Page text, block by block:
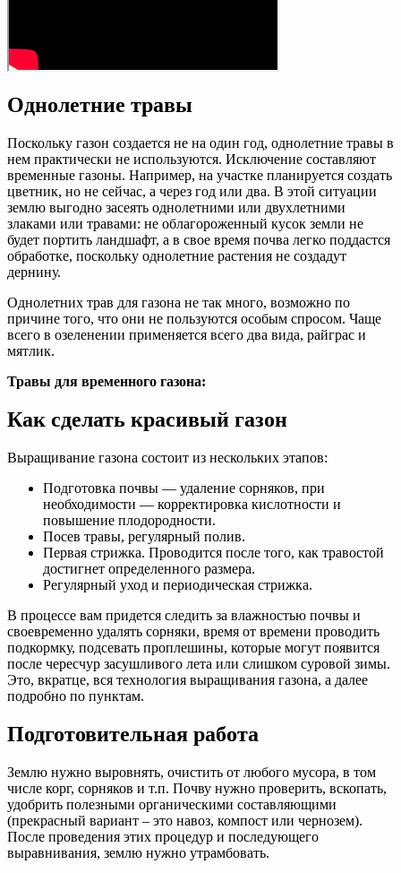
Однолетние травы
Поскольку газон создается не на один год, однолетние травы в
нем практически не используются. Исключение составляют
временные газоны. Например, на участке планируется создать
цветник, но не сейчас, а через год или два. В этой ситуации
землю выгодно засеять однолетними или двухлетними
злаками или травами: не облагороженный кусок земли не
будет портить ландшафт, а в свое время почва легко поддастся
обработке, поскольку однолетние растения не создадут
дернину.
Однолетних трав для газона не так много, возможно по
причине того, что они не пользуются особым спросом. Чаще
всего в озеленении применяется всего два вида, райграс и
мятлик.
Травы для временного газона:
Как сделать красивый газон
Выращивание газона состоит из нескольких этапов:
Подготовка почвы — удаление сорняков, при
необходимости — корректировка кислотности и
повышение плодородности.
Посев травы, регулярный полив.
Первая стрижка. Проводится после того, как травостой
достигнет определенного размера.
Регулярный уход и периодическая стрижка.
В процессе вам придется следить за влажностью почвы и
своевременно удалять сорняки, время от времени проводить
подкормку, подсевать проплешины, которые могут появится
после чересчур засушливого лета или слишком суровой зимы.
Это, вкратце, вся технология выращивания газона, а далее
подробно по пунктам.
Подготовительная работа
Землю нужно выровнять, очистить от любого мусора, в том
числе корг, сорняков и т.п. Почву нужно проверить, вскопать,
удобрить полезными органическими составляющими
(прекрасный вариант – это навоз, компост или чернозем).
После проведения этих процедур и последующего
выравнивания, землю нужно утрамбовать.